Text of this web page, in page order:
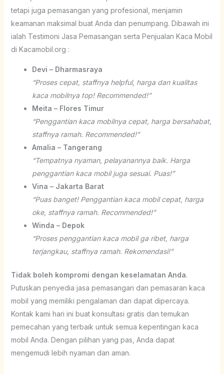
tetapi juga pemasangan yang profesional, menjamin
keamanan maksimal buat Anda dan penumpang. Dibawah ini
ialah Testimoni Jasa Pemasangan serta Penjualan Kaca Mobil
di Kacamobil.org :
Devi – Dharmasraya
“Proses cepat, staffnya helpful, harga dan kualitas
kaca mobilnya top! Recommended!”
Meita – Flores Timur
“Penggantian kaca mobilnya cepat, harga bersahabat,
staffnya ramah. Recommended!”
Amalia – Tangerang
“Tempatnya nyaman, pelayanannya baik. Harga
penggantian kaca mobil juga sesuai. Puas!”
Vina – Jakarta Barat
“Puas banget! Penggantian kaca mobil cepat, harga
oke, staffnya ramah. Recommended!”
Winda – Depok
“Proses penggantian kaca mobil ga ribet, harga
terjangkau, staffnya ramah. Rekomendasi!”
Tidak boleh kompromi dengan keselamatan Anda.
Putuskan penyedia jasa pemasangan dan pemasaran kaca
mobil yang memiliki pengalaman dan dapat dipercaya.
Kontak kami hari ini buat konsultasi gratis dan temukan
pemecahan yang terbaik untuk semua kepentingan kaca
mobil Anda. Dengan pilihan yang pas, Anda dapat
mengemudi lebih nyaman dan aman.